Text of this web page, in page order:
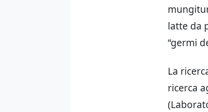
latte da
“germi
La
ricerca